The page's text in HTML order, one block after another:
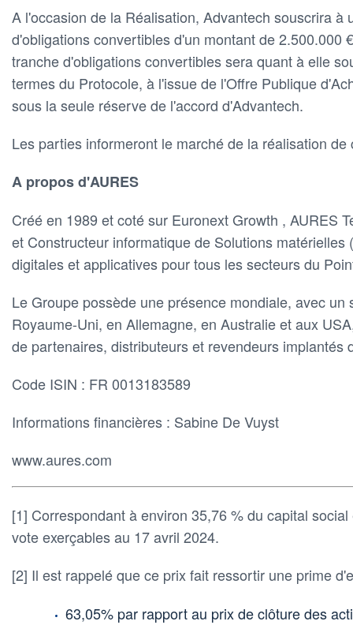
A l'occasion de la Réalisation, Advantech souscrira à
d'obligations convertibles d'un montant de 2.500.000
tranche d'obligations convertibles sera quant à elle
termes du Protocole, à l'issue de l'Offre Publique
sous la seule réserve de l'accord d'Advantech.
Les parties informeront le marché de la réalisation
A propos d'AURES
Créé en 1989 et coté sur Euronext Growth , AURES
et Constructeur informatique de Solutions
digitales et applicatives pour tous les secteurs du
Le Groupe possède une présence mondiale, avec
Royaume-Uni, en Allemagne, en Australie et aux
de partenaires, distributeurs et revendeurs implantés
Code ISIN : FR 0013183589
Informations financières : Sabine De Vuyst
www.aures.com
[1] Correspondant à environ 35,76 % du capital
vote exerçables au 17 avril 2024.
[2] Il est rappelé que ce prix fait ressortir une prime
63,05% par rapport au prix de clôture des